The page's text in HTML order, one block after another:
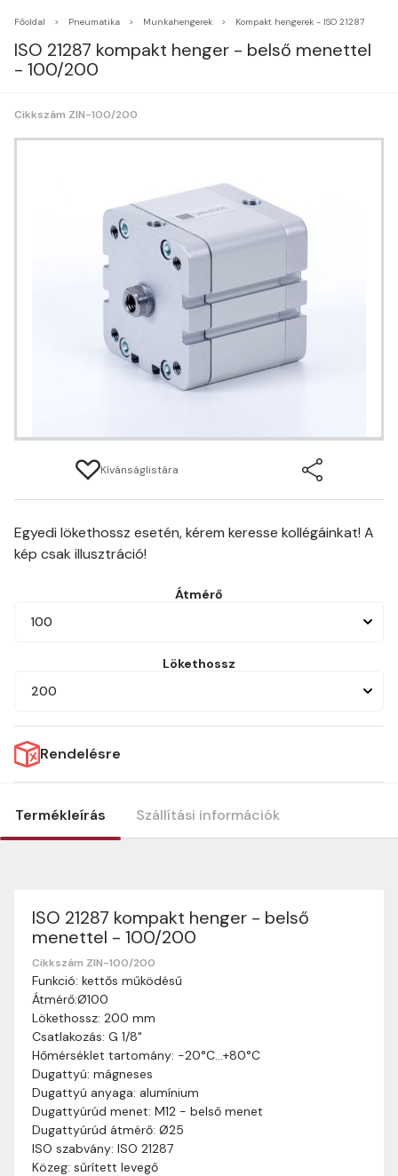
Főoldal Pneumatika Munkahengerek Kompakt hengerek - ISO 21287
ISO 21287 kompakt henger - belső menettel
- 100/200
Cikkszám ZIN-100/200
Kívánságlistára
Egyedi lökethossz esetén, kérem keresse kollégáinkat! A
kép csak illusztráció!
Átmérő
100
Lökethossz
200
Rendelésre
Termékleírás Szállítási információk
ISO 21287 kompakt henger - belső
menettel - 100/200
Cikkszám ZIN-100/200
Funkció: kettős működésű
Átmérő:Ø100
Lökethossz: 200 mm
Csatlakozás: G 1/8"
Hőmérséklet tartomány: -20°C…+80°C
Dugattyú: mágneses
Dugattyú anyaga: alumínium
Dugattyúrúd menet: M12 - belső menet
Dugattyúrúd átmérő: Ø25
ISO szabvány: ISO 21287
Közeg: sűrített levegő
Szállítási információk
Nagyon köszönjük, hogy webshopunkat választottátok
vásárlásaitokhoz. Az alábbiakban megtaláljátok szállítási
információinkat, hogy a vásárlásotok gördülékenyen és
zökkenőmentesen történhessen.
Szállítási idő:
munkanapon belül kézbesítjük. Amennyiben
valamilyen okból kifolyólag a szállítás hosszabb
ideig tart, előre értesítünk benneteket.
Szállítási díj: A szállítási díj függ a termék súlyától
és a szállítási cím távolságától. A pontos szállítási
díjat a vásárlás folyamata során megtekinthetitek,
mielőtt a rendelést véglegesítitek.